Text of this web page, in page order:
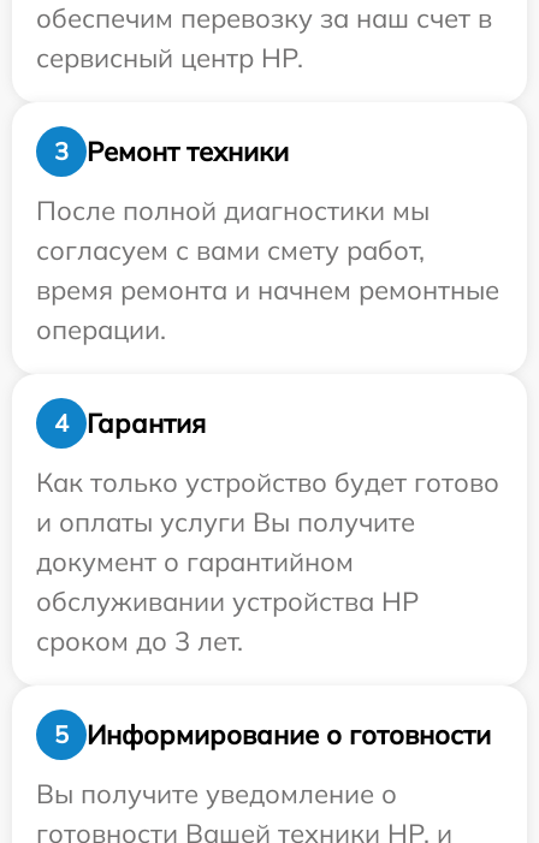
обеспечим перевозку за наш счет в
сервисный центр HP.
3
Ремонт техники
После полной диагностики мы
согласуем с вами смету работ,
время ремонта и начнем ремонтные
операции.
4
Гарантия
Как только устройство будет готово
и оплаты услуги Вы получите
документ о гарантийном
обслуживании устройства HP
сроком до 3 лет.
5
Информирование о готовности
Вы получите уведомление о
готовности Вашей техники HP, и